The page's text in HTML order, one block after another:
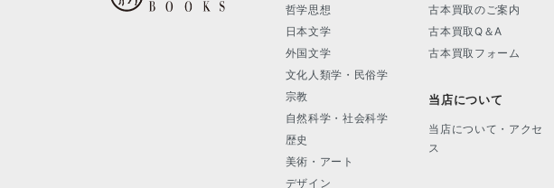
哲学思想
日本文学
外国文学
文化人類学・民俗学
宗教
自然科学・社会科学
歴史
美術・アート
デザイン
古本買取のご案内
古本買取Q＆A
古本買取フォーム
当店について
当店について・アクセ
ス